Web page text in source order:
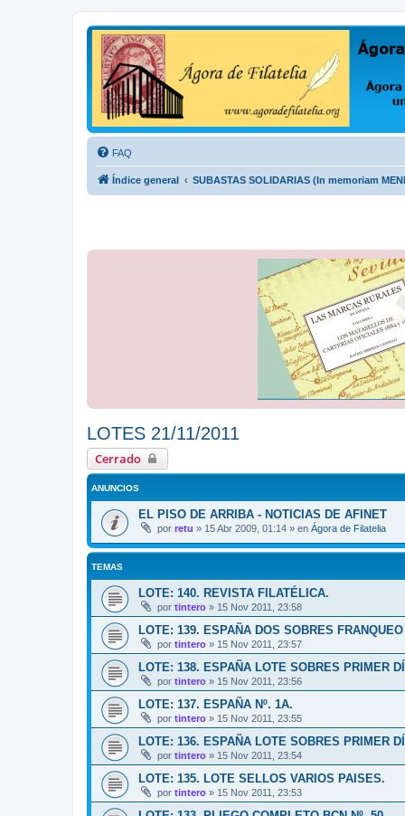
Ágora de Filatelia
Foro sobre filatelia o sobre lo que se tercie. Ágora de Filatelia es un
FAQ
Índice general SUBASTAS SOLIDARIAS (In memoriam
LOTES 21/11/2011
Cerrado
ANUNCIOS
EL PISO DE ARRIBA - NOTICIAS DE AFINET
por retu » 15 Abr 2009, 01:14 » en Ágora de Filatelia
TEMAS
LOTE: 140. REVISTA FILATÉLICA.
por tintero » 15 Nov 2011, 23:58
LOTE: 139. ESPAÑA DOS SOBRES FRANQUEO
por tintero » 15 Nov 2011, 23:57
LOTE: 138. ESPAÑA LOTE SOBRES PRIMER
por tintero » 15 Nov 2011, 23:56
LOTE: 137. ESPAÑA Nº. 1A.
por tintero » 15 Nov 2011, 23:55
LOTE: 136. ESPAÑA LOTE SOBRES PRIMER
por tintero » 15 Nov 2011, 23:54
LOTE: 135. LOTE SELLOS VARIOS PAISES.
por tintero » 15 Nov 2011, 23:53